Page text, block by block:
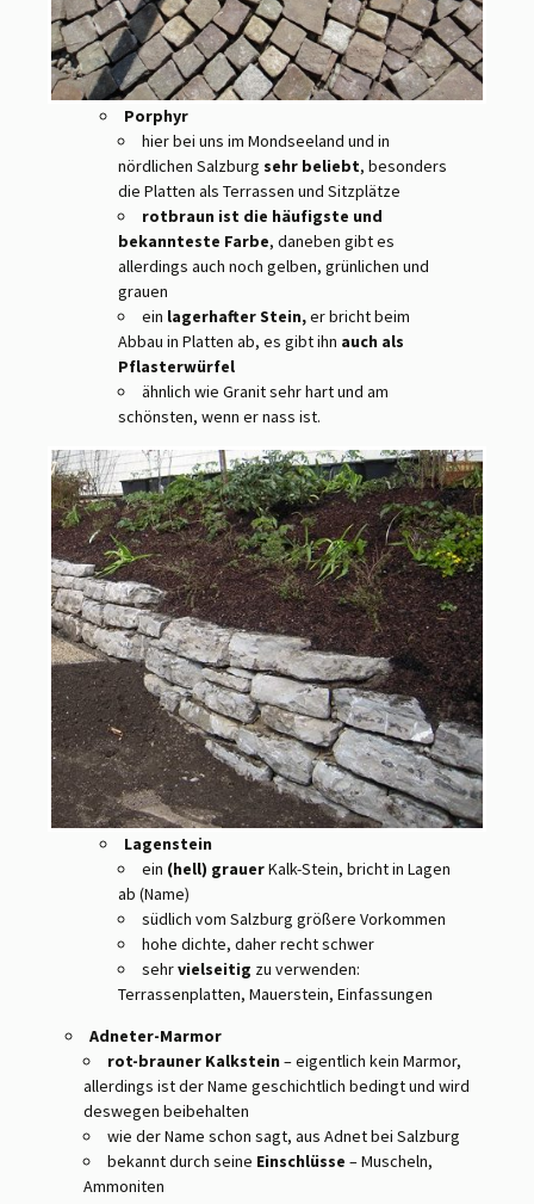
Porphyr
hier bei uns im Mondseeland und in
nördlichen Salzburgsehr beliebt, besonders
die Platten als Terrassen und Sitzplätze
rotbraun ist die häufigste und
bekannteste Farbe, daneben gibt es
allerdings auch noch gelben, grünlichen und
grauen
ein lagerhafter Stein,er bricht beim
Abbau in Platten ab, es gibt ihn auch als
Pflasterwürfel
ähnlich wie Granit sehr hart und am
schönsten, wenn er nass ist.
Lagenstein
ein (hell) grauerKalk-Stein, bricht in Lagen
ab (Name)
südlich vom Salzburg größere Vorkommen
hohe dichte, daher recht schwer
sehrvielseitig zu verwenden:
Terrassenplatten, Mauerstein, Einfassungen
Adneter-Marmor
rot-brauner Kalkstein – eigentlich kein Marmor,
allerdings ist der Name geschichtlich bedingt und wird
deswegen beibehalten
wie der Name schon sagt, aus Adnet bei Salzburg
bekannt durch seine Einschlüsse – Muscheln,
Ammoniten